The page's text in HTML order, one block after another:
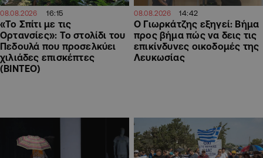
08.08.2026 16:15
«Το Σπίτι με τις
Ορτανσίες»: Το στολίδι του
Πεδουλά που προσελκύει
χιλιάδες επισκέπτες
(ΒΙΝΤΕΟ)
08.08.2026 14:42
Ο Γιωρκάτζης εξηγεί: Βήμα
προς βήμα πώς να δεις τις
επικίνδυνες οικοδομές της
Λευκωσίας